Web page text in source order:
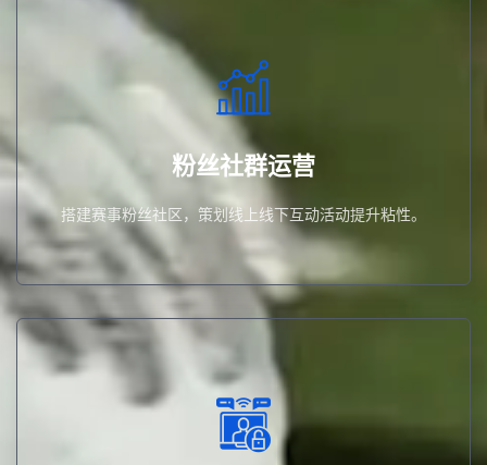
粉丝社群运营
搭建赛事粉丝社区，策划线上线下互动活动提升粘性。
粉丝社群运营
搭建赛事粉丝社区，策划线上线下互动活动提升粘性。
品。